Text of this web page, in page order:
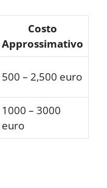
Costo
Approssimativo
500 – 2,500 euro
1000 – 3000
euro